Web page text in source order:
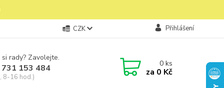
CZK Přihlášení
rady? Zavolejte.
153 484
8-16 hod.)
0ks
za 0 Kč